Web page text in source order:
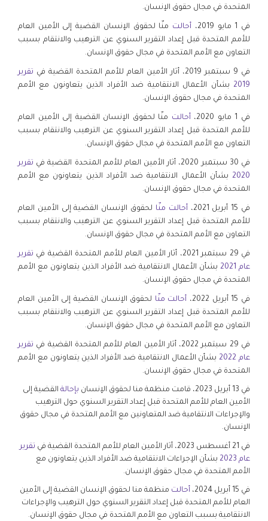
المتحدة في مجال حقوق الإنسان.
في 1 مايو 2019، أحالت منّا لحقوق الإنسان القضية إلى الأمين العام
للأمم المتحدة قبل إعداد التقرير السنوي عن الترهيب والانتقام بسبب
التعاون مع الأمم المتحدة في مجال حقوق الإنسان.
في 9 سبتمبر 2019، أثار الأمين العام للأمم المتحدة القضية في
تقرير
2019 بشأن الأعمال الانتقامية ضد الأفراد الذين يتعاونون مع الأمم
المتحدة في مجال حقوق الإنسان.
في 1 مايو 2020، أحالت منّا لحقوق الإنسان القضية إلى الأمين العام
للأمم المتحدة قبل إعداد التقرير السنوي عن الترهيب والانتقام بسبب
التعاون مع الأمم المتحدة في مجال حقوق الإنسان.
في 30 سبتمبر 2020، أثار الأمين العام للأمم المتحدة القضية في
تقرير
2020 بشأن الأعمال الانتقامية ضد الأفراد الذين يتعاونون مع الأمم
المتحدة في مجال حقوق الإنسان.
في 15 أبريل 2021، أحالت منّا لحقوق الإنسان القضية إلى الأمين العام
للأمم المتحدة قبل إعداد التقرير السنوي عن الترهيب والانتقام بسبب
التعاون مع الأمم المتحدة في مجال حقوق الإنسان.
في 29 سبتمبر 2021، أثار الأمين العام للأمم المتحدة القضية في
تقرير
عام 2021
بشأن الأعمال الانتقامية ضد الأفراد الذين يتعاونون مع الأمم
المتحدة في مجال حقوق الإنسان.
في 15 أبريل 2022، أحالت منّا لحقوق الإنسان القضية إلى الأمين العام
للأمم المتحدة قبل إعداد التقرير السنوي عن الترهيب والانتقام بسبب
التعاون مع الأمم المتحدة في مجال حقوق الإنسان.
في 29 سبتمبر 2022، أثار الأمين العام للأمم المتحدة القضية في
تقرير
عام 2022
بشأن الأعمال الانتقامية ضد الأفراد الذين يتعاونون مع الأمم
المتحدة في مجال حقوق الإنسان.
في 13 أبريل 2023، قامت منظمة منا لحقوق الإنسان بإحالة القضية إلى
الأمين العام للأمم المتحدة قبل إعداد التقرير السنوي حول الترهيب
والإجراءات الانتقامية ضد المتعاونين مع الأمم المتحدة في مجال حقوق
الإنسان.
في 21 أغسطس 2023، أثار الأمين العام للأمم المتحدة القضية في
تقرير
عام 2023
بشأن الإجراءات الانتقامية ضد الأفراد الذين يتعاونون مع
الأمم المتحدة في مجال حقوق الإنسان.
في 15 أبريل 2024، أحالت منظمة منا لحقوق الإنسان القضية إلى الأمين
العام للأمم المتحدة قبل إعداد التقرير السنوي حول الترهيب والإجراءات
الانتقامية بسبب التعاون مع الأمم المتحدة في مجال حقوق الإنسان.